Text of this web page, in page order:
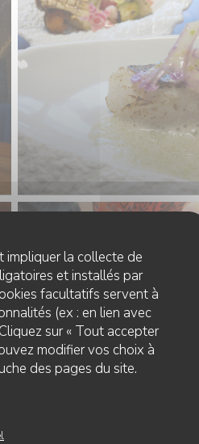
impliquer la collecte de
et installés par
facultatifs servent à
(ex : en lien avec
sur « Tout accepter
modifier vos choix à
des pages du site.